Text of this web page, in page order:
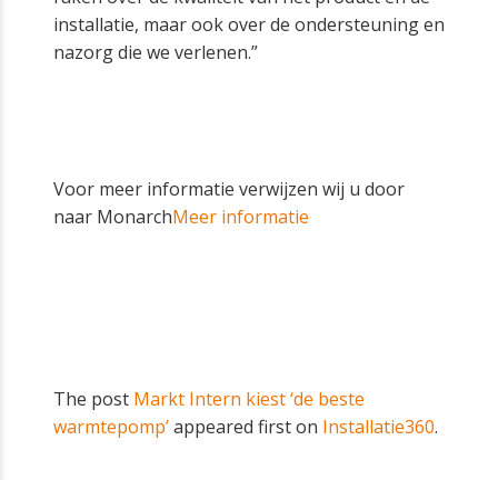
installatie, maar ook over de ondersteuning en
nazorg die we verlenen.”
Voor meer informatie verwijzen wij u door
naar MonarchMeer informatie
The post Markt Intern kiest ‘de beste
warmtepomp’appeared first on Installatie360.